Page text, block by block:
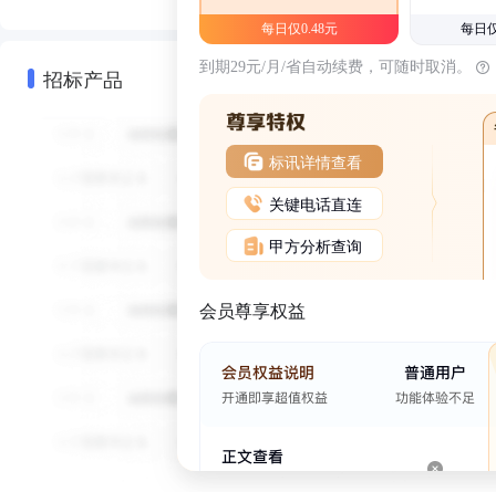
招标产品
每日仅0.48元 每日
到期29元/月/省自动续费，可随时取消。
标讯详情查看
关键电话直连
甲方分析查询
会员尊享权益